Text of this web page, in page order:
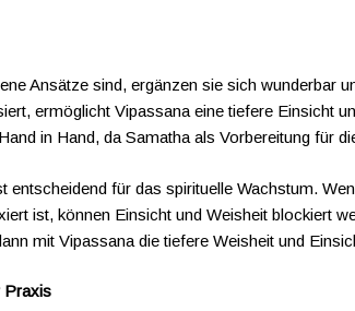
Ansätze sind, ergänzen sie sich wunderbar
ermöglicht Vipassana eine tiefere Einsicht
in Hand, da Samatha als Vorbereitung für
entscheidend für das spirituelle Wachstum.
ist, können Einsicht und Weisheit blockiert
mit Vipassana die tiefere Weisheit und
Praxis